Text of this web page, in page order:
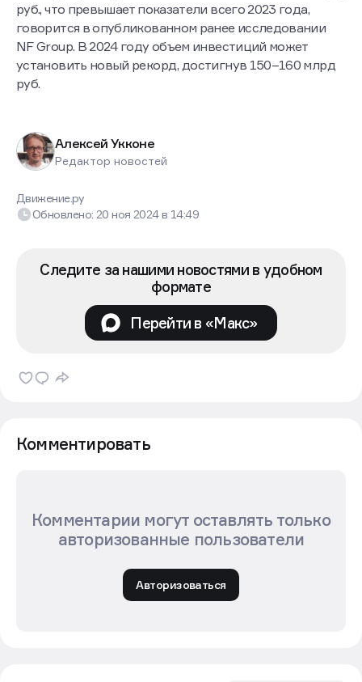
руб., что превышает показатели всего 2023 года,
говорится в опубликованном ранее исследовании
NF Group. В 2024 году объем инвестиций может
установить новый рекорд, достигнув 150–160 млрд
руб.
Алексей Укконе
Редактор новостей
Движение.ру
Обновлено: 20 ноя 2024в 14:49
Следите за нашими новостями в удобном
формате
Перейти в «Макс»
Комментировать
Комментарии могут оставлять только
авторизованные пользователи
Авторизоваться